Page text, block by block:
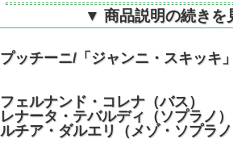
▼ 商品説明の続きを
プッチーニ/「ジャンニ・スキッキ」
フェルナンド・コレナ（バス）
レナータ・テバルディ（ソプラノ）
ルチア・ダルエリ（メゾ・ソプラ